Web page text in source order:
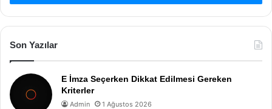
Son Yazılar
E İmza Seçerken Dikkat Edilmesi Gereken
Kriterler
Admin 1 Ağustos 2026